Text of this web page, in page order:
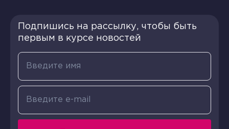
Подпишись на рассылку, чтобы быть
первым в курсе новостей